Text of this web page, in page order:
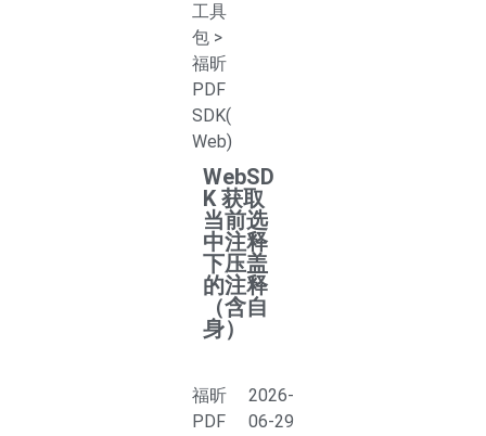
工具
包>
福昕
PDF
SDK(
Web)
WebSD
K 获取
当前选
中注释
下压盖
的注释
（含自
身）
福昕
PDF
2026-
06-29